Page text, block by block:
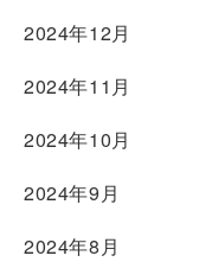
2024年12月
2024年11月
2024年10月
2024年9月
2024年8月